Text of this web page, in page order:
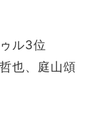
ル3位
也、庭山頌